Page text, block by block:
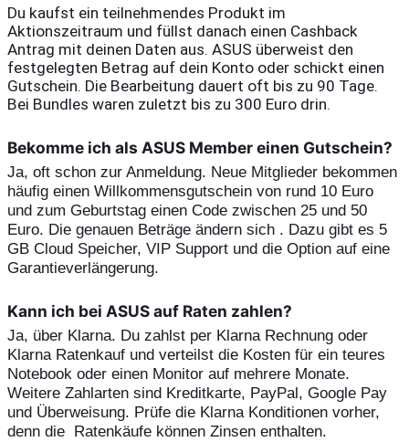
Du kaufst ein teilnehmendes Produkt im
Aktionszeitraum und füllst danach einen Cashback
Antrag mit deinen Daten aus. ASUS überweist den
festgelegten Betrag auf dein Konto oder schickt einen
Gutschein. Die Bearbeitung dauert oft bis zu 90 Tage.
Bei Bundles waren zuletzt bis zu 300 Euro drin.
Bekomme ich als ASUS Member einen Gutschein?
Ja, oft schon zur Anmeldung. Neue Mitglieder bekommen
häufig einen Willkommensgutschein von rund 10 Euro
und zum Geburtstag einen Code zwischen 25 und 50
Euro. Die genauen Beträge ändern sich . Dazu gibt es 5
GB Cloud Speicher, VIP Support und die Option auf eine
Garantieverlängerung.
Kann ich bei ASUS auf Raten zahlen?
Ja, über Klarna. Du zahlst per Klarna Rechnung oder
Klarna Ratenkauf und verteilst die Kosten für ein teures
Notebook oder einen Monitor auf mehrere Monate.
Weitere Zahlarten sind Kreditkarte, PayPal, Google Pay
und Überweisung. Prüfe die Klarna Konditionen vorher,
denn die  Ratenkäufe können Zinsen enthalten.